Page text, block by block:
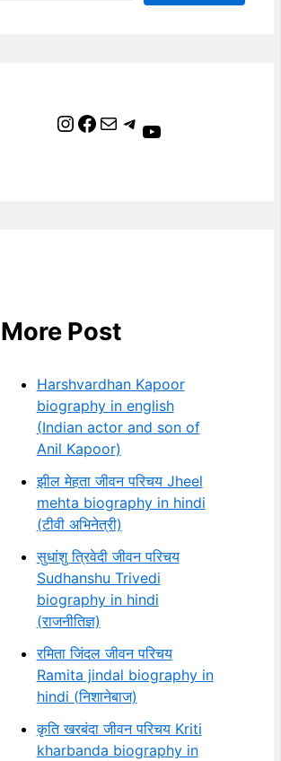
Instagram Facebook Mail Telegram YouTube
More Post
Harshvardhan Kapoor
biography in english
(Indian actor and son of
Anil Kapoor)
झील मेहता जीवन परिचय Jheel
mehta biography in hindi
(टीवी अभिनेत्री)
सुधांशु त्रिवेदी जीवन परिचय
Sudhanshu Trivedi
biography in hindi
(राजनीतिज्ञ)
रमिता जिंदल जीवन परिचय
Ramita jindal biography in
hindi (निशानेबाज)
कृति खरबंदा जीवन परिचय Kriti
kharbanda biography in